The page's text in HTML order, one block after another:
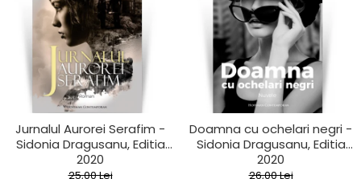
Jurnalul Aurorei Serafim -
Sidonia Dragusanu, Editia
2020
25,00 Lei
Doamna cu ochelari negri -
Sidonia Dragusanu, Editia
2020
26,00 Lei